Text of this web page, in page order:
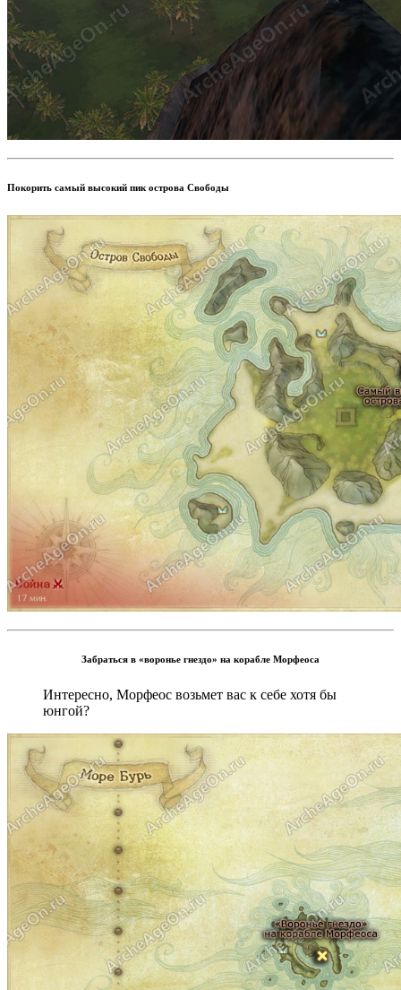
Покорить самый высокий пик острова Свободы
Забраться в «воронье гнездо» на корабле Морфеоса
Интересно, Морфеос возьмет вас к себе хотя бы
юнгой?